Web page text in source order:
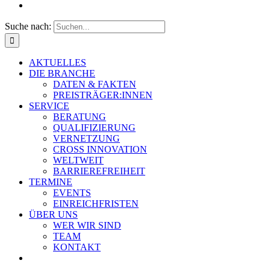
Suche nach:
AKTUELLES
DIE BRANCHE
DATEN & FAKTEN
PREISTRÄGER:INNEN
SERVICE
BERATUNG
QUALIFIZIERUNG
VERNETZUNG
CROSS INNOVATION
WELTWEIT
BARRIEREFREIHEIT
TERMINE
EVENTS
EINREICHFRISTEN
ÜBER UNS
WER WIR SIND
TEAM
KONTAKT